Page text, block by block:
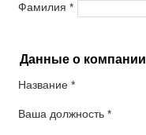
Фамилия *
Данные о компании
Название *
Ваша должность *